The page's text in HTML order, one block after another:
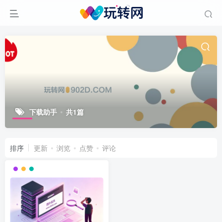
下载助手 共1篇
排序 更新 浏览 点赞 评论